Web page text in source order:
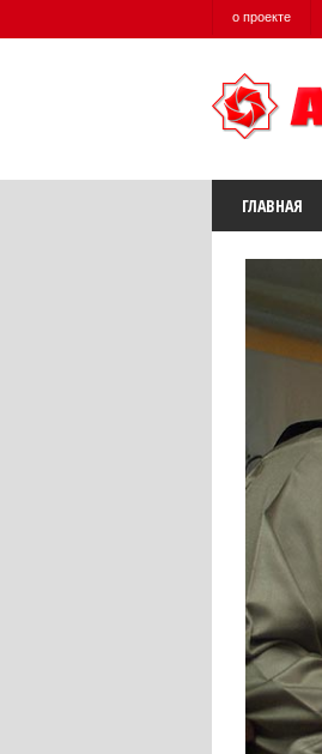
о проекте
ГЛАВНАЯ